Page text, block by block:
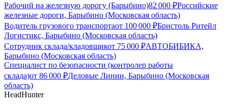
Рабочий на железную дорогу (Барыбино)82 000 ₽Российские
железные дороги, Барыбино (Московская область)
Водитель грузового транспортаот 100 000 ₽Бристоль Ритейл
Логистикс, Барыбино (Московская область)
Сотрудник склада/кладовщикот 75 000 ₽АВТОБИБИКА,
Барыбино (Московская область)
Специалист по безопасности (контролер работы
склада)от 86 000 ₽Деловые Линии, Барыбино (Московская
область)
HeadHunter